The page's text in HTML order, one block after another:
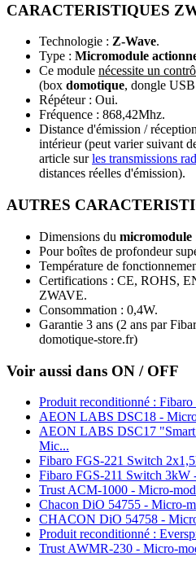
CARACTERISTIQUES
Technologie : Z-Wave.
Type : Micromodule
Ce module nécessite un
(box domotique, dongle
Répéteur : Oui.
Fréquence : 868,42Mhz.
Distance d'émission /
intérieur (peut varier suivant
article surles transmissions
distances réelles d'émission).
AUTRES
Dimensions du micromodule
Pour boîtes de profondeur
Température de
Certifications : CE, ROHS,
ZWAVE.
Consommation : 0,4W.
Garantie 3 ans (2 ans par
domotique-store.fr)
Voir aussi dans ON / OFF
Produit reconditionné :
AEON LABS DSC18 -
AEON LABS DSC17
Mic...
Fibaro FGS-221 Switch
Fibaro FGS-211 Switch
Trust ACM-1000 - Micro-
Chacon DiO 54755 - Micro-
CHACON DiO 54758 -
Produit reconditionné :
Trust AWMR-230 - Micro-